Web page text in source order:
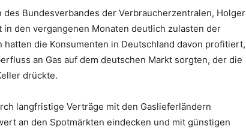
Bundesverbandes der Verbraucherzentralen, Holger
den vergangenen Monaten deutlich zulasten der
hatten die Konsumenten in Deutschland davon profitiert,
an Gas auf dem deutschen Markt sorgten, der die
drückte.
langfristige Verträge mit den Gaslieferländern
an den Spotmärkten eindecken und mit günstigen